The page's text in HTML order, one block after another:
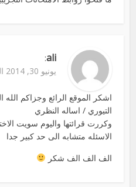
ali
:
يونيو 30, 2014 الساعة 12:17 م
اشكر الموقع الرائع وجزاكم
التيوري / اساله النظري
وكررت قرائتها واليوم سويت
الاسئله متشابه الى حد كبير جدا
الف الف الف شكر